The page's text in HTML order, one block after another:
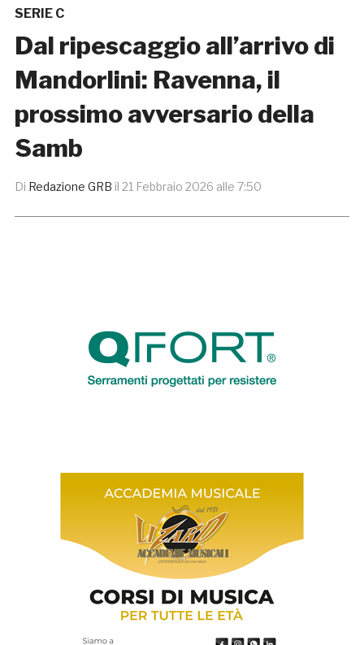
SERIE C
Dal ripescaggio all’arrivo di
Mandorlini: Ravenna, il
prossimo avversario della
Samb
Di Redazione GRB il 21 Febbraio 2026 alle 7:50